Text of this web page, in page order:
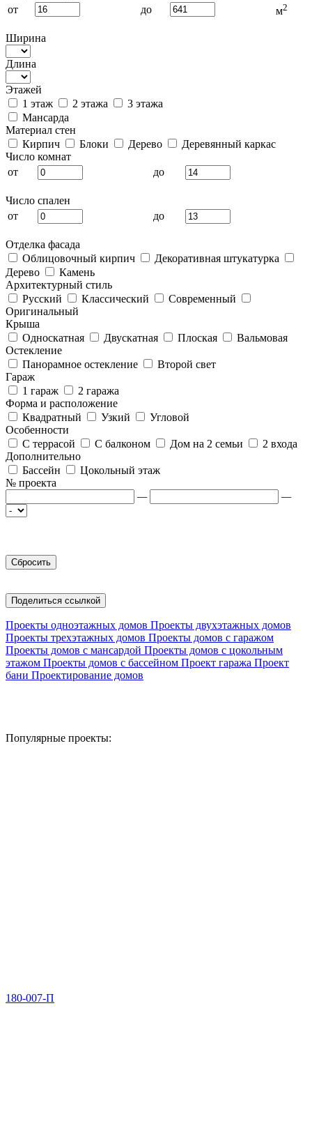
от
до м2
Ширина
Длина
Этажей
1 этаж
2 этажа
3 этажа
Мансарда
Материал стен
Кирпич
Блоки Дерево
Деревянный каркас
Число комнат
от
до
Число спален
от
до
Отделка фасада
Облицовочный кирпич
Декоративная штукатурка
Дерево
Камень
Архитектурный стиль
Русский
Классический
Современный
Оригинальный
Крыша
Односкатная
Двускатная Плоская
Вальмовая
Остекление
Панорамное остекление
Второй свет
Гараж
1 гараж
2 гаража
Форма и расположение
Квадратный
Узкий
Угловой
Особенности
С террасой
С балконом Дом на 2 семьи
2 входа
Дополнительно
Бассейн
Цокольный этаж
№ проекта
—
—
Поделиться ссылкой
Проекты одноэтажных домов Проекты двухэтажных домов
Проекты трехэтажных домов Проекты домов с гаражом
Проекты домов с мансардой Проекты домов с цокольным
этажом Проекты домов с бассейном Проект гаража Проект
бани Проектирование домов
Популярные проекты:
180-007-П